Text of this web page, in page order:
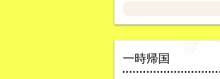
一時帰国